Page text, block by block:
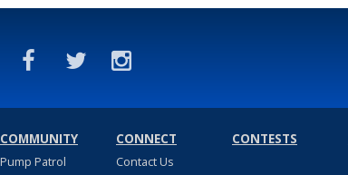
COMMUNITY
Pump Patrol
CONNECT
Contact Us
CONTESTS